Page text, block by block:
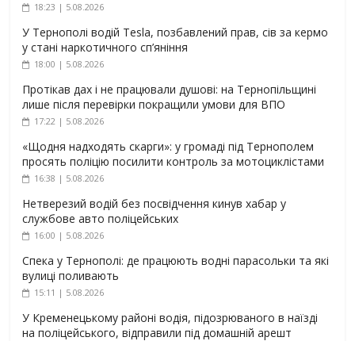
18:23 | 5.08.2026
У Тернополі водій Tesla, позбавлений прав, сів за кермо
у стані наркотичного сп’яніння
18:00 | 5.08.2026
Протікав дах і не працювали душові: на Тернопільщині
лише після перевірки покращили умови для ВПО
17:22 | 5.08.2026
«Щодня надходять скарги»: у громаді під Тернополем
просять поліцію посилити контроль за мотоциклістами
16:38 | 5.08.2026
Нетверезий водій без посвідчення кинув хабар у
службове авто поліцейських
16:00 | 5.08.2026
Спека у Тернополі: де працюють водні парасольки та які
вулиці поливають
15:11 | 5.08.2026
У Кременецькому районі водія, підозрюваного в наїзді
на поліцейського, відправили під домашній арешт